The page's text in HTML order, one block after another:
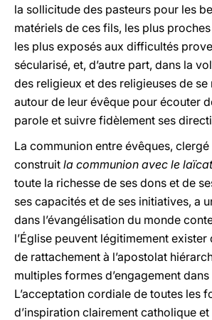
la sollicitude des pasteurs pour les
matériels de ces fils, les plus
les plus exposés aux difficultés
sécularisé, et, d’autre part, dans la
des religieux et des religieuses de se
autour de leur évêque pour écouter
parole et suivre fidèlement ses
La communion entre évêques,
construit la communion avec le laïcat
toute la richesse de ses dons et de
ses capacités et de ses initiatives, a
dans l’évangélisation du monde
l’Église peuvent légitimement
de rattachement à l’apostolat
multiples formes d’engagement
L’acceptation cordiale de toutes les
d’inspiration clairement catholique